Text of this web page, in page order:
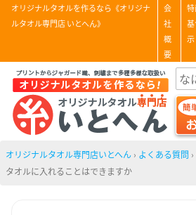
オリジナルタオルを作るなら《オリジナ
ルタオル専門店 いとへん》
会
社
概
要
示
オリジナルタオル専門店いとへん › よくある質問 ›
タオルに入れることはできますか